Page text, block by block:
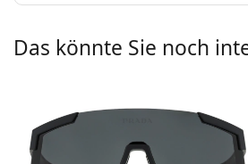
Das könnte Sie noch